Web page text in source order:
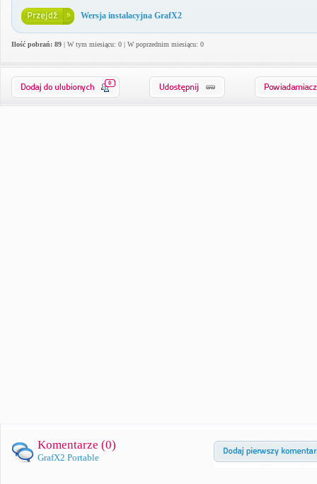
Wersja instalacyjna GrafX2
Ilość pobrań: 89 | W tym miesiącu: 0 | W poprzednim miesiącu: 0
0
Komentarze (0)
GrafX2 Portable